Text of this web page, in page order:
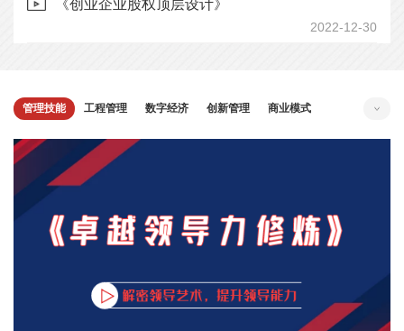
《创业企业股权顶层设计》
2022-12-30
管理技能 工程管理 数字经济 创新管理 商业模式
战略管理 企业合规 数字化 财务管理 营销管理
投融资